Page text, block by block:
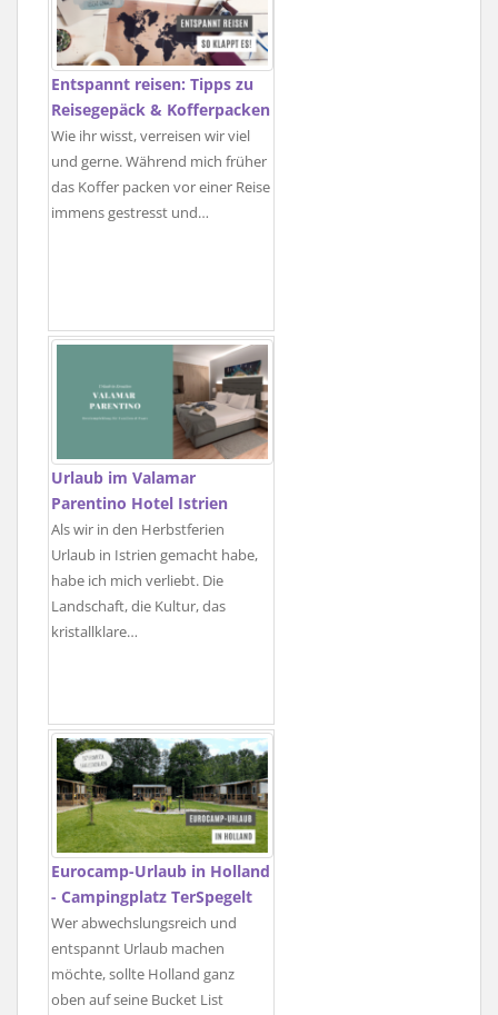
Entspannt reisen: Tipps zu
Reisegepäck & Kofferpacken
Wie ihr wisst, verreisen wir viel
und gerne. Während mich früher
das Koffer packen vor einer Reise
immens gestresst und…
Urlaub im Valamar
Parentino Hotel Istrien
Als wir in den Herbstferien
Urlaub in Istrien gemacht habe,
habe ich mich verliebt. Die
Landschaft, die Kultur, das
kristallklare…
Eurocamp-Urlaub in Holland
- Campingplatz TerSpegelt
Wer abwechslungsreich und
entspannt Urlaub machen
möchte, sollte Holland ganz
oben auf seine Bucket List